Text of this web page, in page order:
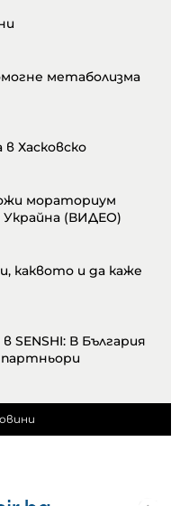
метаболизма
Хасковско
мораториум
(ВИДЕО)
каквото и да каже
SENSHI: В България